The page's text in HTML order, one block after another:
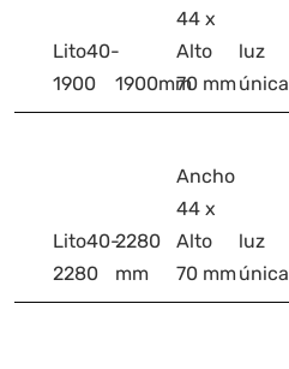
Lito40-
1900
1900mm
44 x
Alto
70 mm
luz
única
Lito40-
2280
2280
mm
Ancho
44 x
Alto
70 mm
luz
única